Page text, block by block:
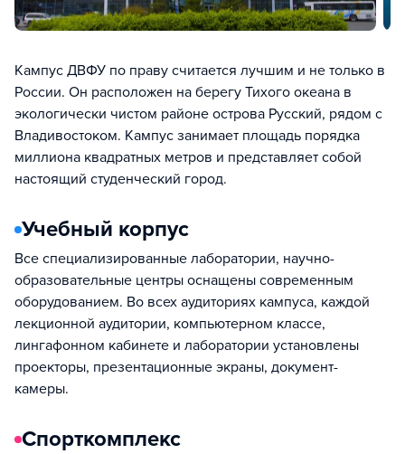
Кампус ДВФУ по праву считается лучшим и не только в
России. Он расположен на берегу Тихого океана в
экологически чистом районе острова Русский, рядом с
Владивостоком. Кампус занимает площадь порядка
миллиона квадратных метров и представляет собой
настоящий студенческий город.
Учебный корпус
Все специализированные лаборатории, научно-
образовательные центры оснащены современным
оборудованием. Во всех аудиториях кампуса, каждой
лекционной аудитории, компьютерном классе,
лингафонном кабинете и лаборатории установлены
проекторы, презентационные экраны, документ-
камеры.
Спорткомплекс